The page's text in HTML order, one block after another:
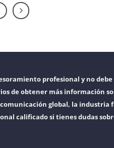
profesional y no debe
de obtener más información
global, la
calificado si tienes dudas